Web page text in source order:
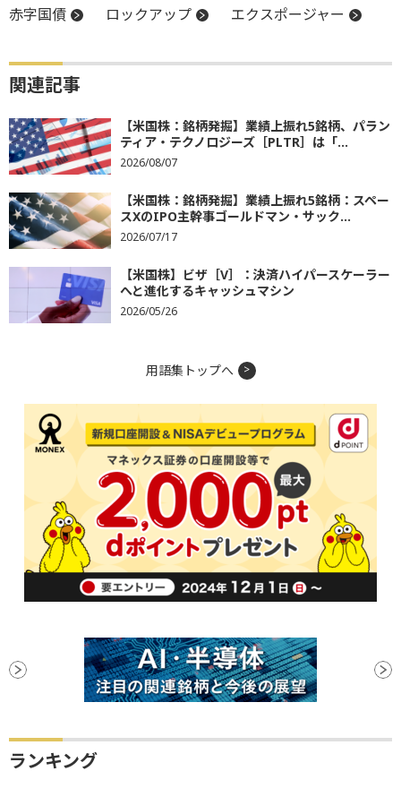
赤字国債 ロックアップ エクスポージャー
関連記事
【米国株：銘柄発掘】業績上振れ5銘柄、パラン
ティア・テクノロジーズ［PLTR］は「...
2026/08/07
【米国株：銘柄発掘】業績上振れ5銘柄：スペー
スXのIPO主幹事ゴールドマン・サック...
2026/07/17
【米国株】ビザ［V］：決済ハイパースケーラー
へと進化するキャッシュマシン
2026/05/26
用語集トップへ
ランキング